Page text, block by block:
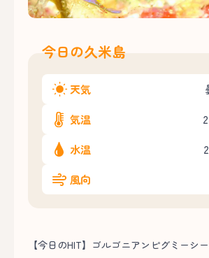
今日の久米島
天気
気温
水温
風向
【今日のHIT】ゴルゴニアンピグミーシ